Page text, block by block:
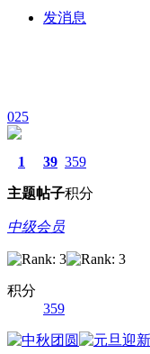
发消息
025
1
主题
39
帖子
359
积分
中级会员
积分
359